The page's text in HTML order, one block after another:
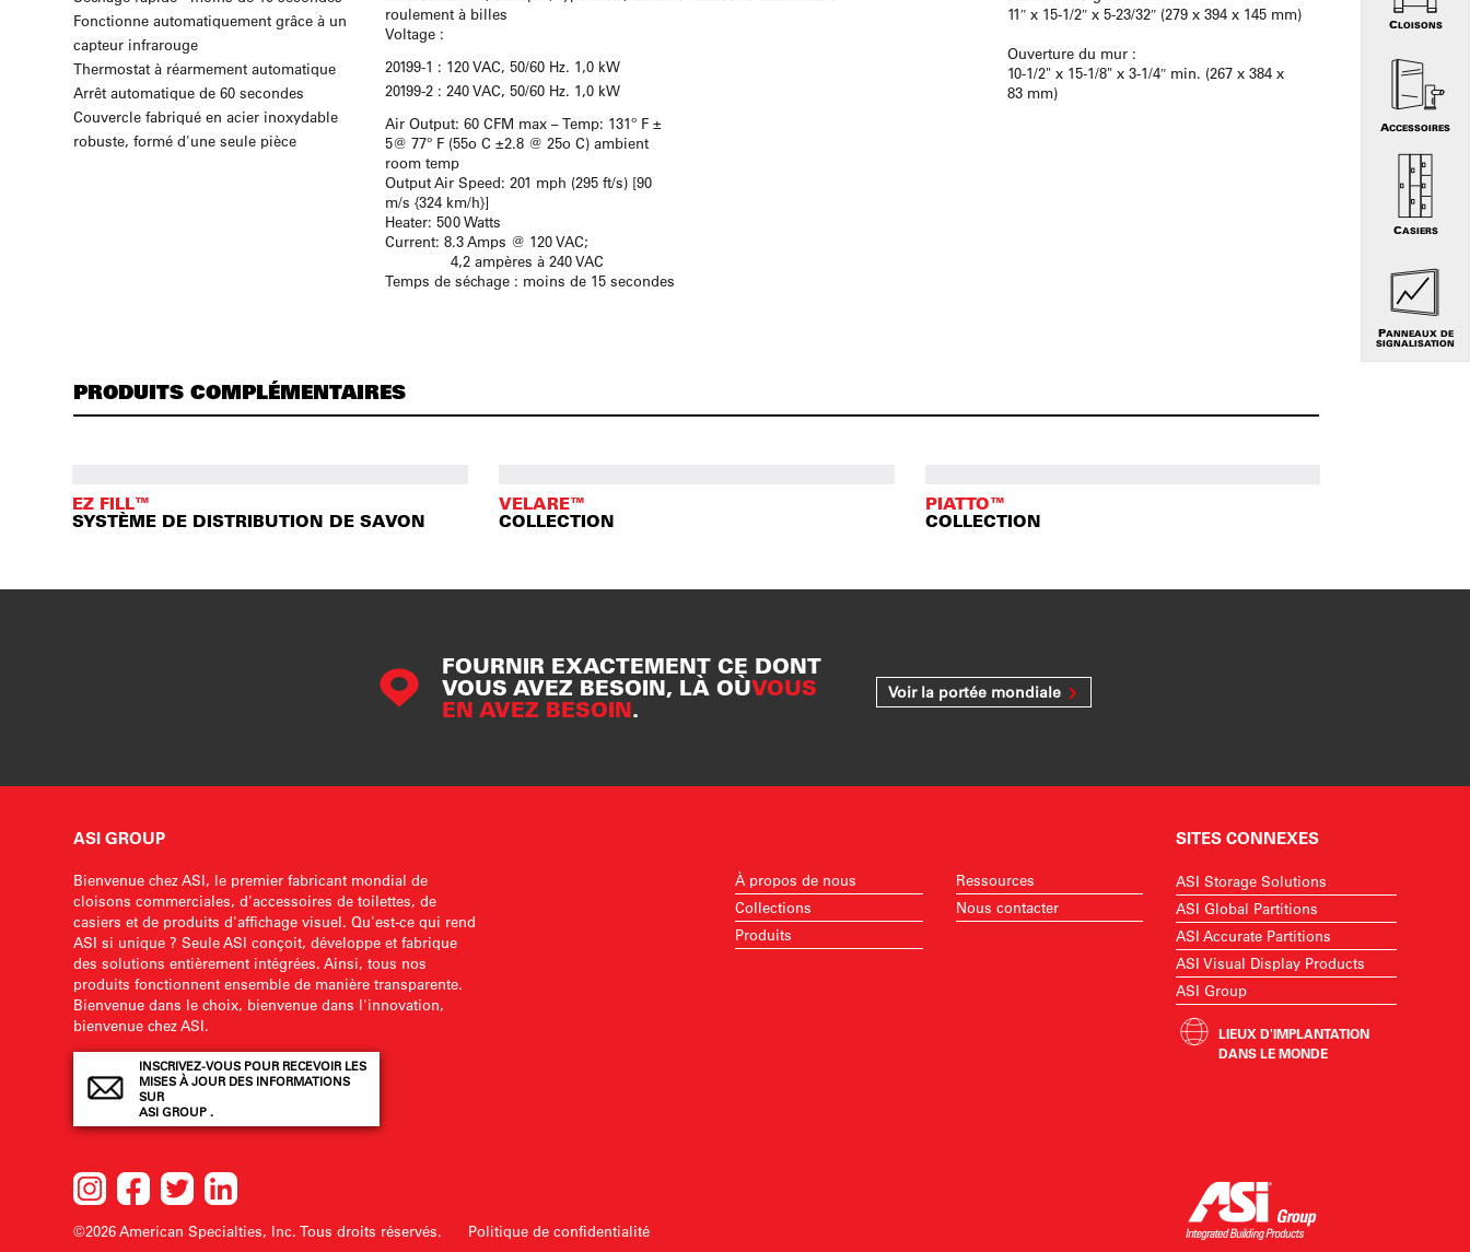
Fonctionne automatiquement grâce à un
capteur infrarouge
Thermostat à réarmement automatique
Arrêt automatique de 60 secondes
Couvercle fabriqué en acier inoxydable
robuste, formé d'une seule pièce
roulement à billes
Voltage :
20199-1 : 120 VAC, 50/60 Hz. 1,0 kW
20199-2 : 240 VAC, 50/60 Hz. 1,0 kW
Air Output: 60 CFM max – Temp: 131º F ±
5@ 77º F (55o C ±2.8 @ 25o C) ambient
room temp
Output Air Speed: 201 mph (295 ft/s) [90
m/s {324 km/h}]
Heater: 500 Watts
Current: 8.3 Amps @ 120 VAC;
4,2 ampères à 240 VAC
Temps de séchage : moins de 15 secondes
11″ x 15-1/2″ x 5-23/32″ (279 x 394 x 145 mm)
Ouverture du mur :
10-1/2" x 15-1/8" x 3-1/4″ min. (267 x 384 x
83 mm)
PRODUITS COMPLÉMENTAIRES
EZ FILL™
SYSTÈME DE DISTRIBUTION DE SAVON
VELARE™
COLLECTION
PIATTO™
COLLECTION
FOURNIR EXACTEMENT CE DONT
VOUS AVEZ BESOIN, LÀ OÙVOUS
EN AVEZ BESOIN.
Voir la portée mondiale
CLOISONS
ACCESSOIRES
CASIERS
PANNEAUX DE
SIGNALISATION
ASI GROUP
Bienvenue chez ASI, le premier fabricant mondial de
cloisons commerciales, d'accessoires de toilettes, de
casiers et de produits d'affichage visuel. Qu'est-ce qui rend
ASI si unique ? Seule ASI conçoit, développe et fabrique
des solutions entièrement intégrées. Ainsi, tous nos
produits fonctionnent ensemble de manière transparente.
Bienvenue dans le choix, bienvenue dans l'innovation,
bienvenue chez ASI.
INSCRIVEZ-VOUS POUR RECEVOIR LES
MISES À JOUR DES INFORMATIONS
SUR
ASI GROUP .
À propos de nous
Collections
Produits
Ressources
Nous contacter
SITES CONNEXES
ASI Storage Solutions
ASI Global Partitions
ASI Accurate Partitions
ASI Visual Display Products
ASI Group
LIEUX D'IMPLANTATION
DANS LE MONDE
©2026 American Specialties, Inc. Tous droits réservés. Politique de confidentialité